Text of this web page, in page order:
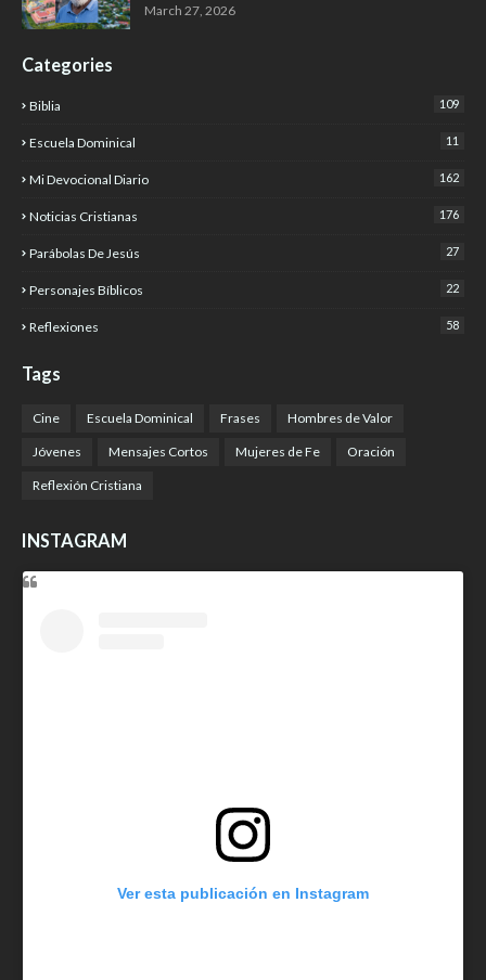
March 27, 2026
Categories
Biblia 109
Escuela Dominical 11
Mi Devocional Diario 162
Noticias Cristianas 176
Parábolas De Jesús 27
Personajes Bíblicos 22
Reflexiones 58
Tags
Cine Escuela Dominical Frases Hombres de Valor
Jóvenes Mensajes Cortos Mujeres de Fe Oración
Reflexión Cristiana
INSTAGRAM
Ver esta publicación en Instagram